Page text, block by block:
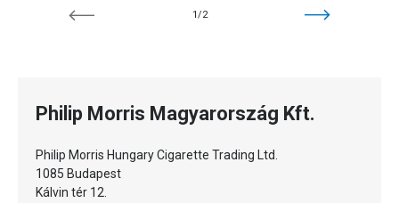
1/2
Philip Morris Magyarország Kft.
Philip Morris Hungary Cigarette Trading Ltd.
1085 Budapest
Kálvin tér 12.